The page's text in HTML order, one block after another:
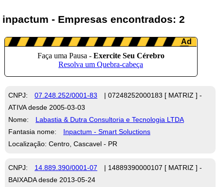
inpactum - Empresas encontrados: 2
CNPJ: 07.248.252/0001-83
| 07248252000183 [ MATRIZ ] -
ATIVA desde 2005-03-03
Nome:
Labastia & Dutra Consultoria e Tecnologia LTDA
Fantasia nome:
Inpactum - Smart Soluctions
Localização: Centro, Cascavel - PR
CNPJ: 14.889.390/0001-07
| 14889390000107 [ MATRIZ ] -
BAIXADA desde 2013-05-24